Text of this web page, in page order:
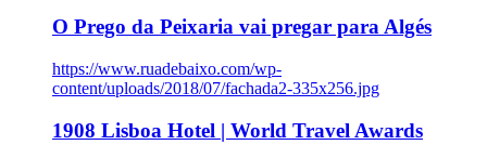
O Prego da Peixaria vai pregar para Algés
https://www.ruadebaixo.com/wp-
content/uploads/2018/07/fachada2-335x256.jpg
1908 Lisboa Hotel | World Travel Awards